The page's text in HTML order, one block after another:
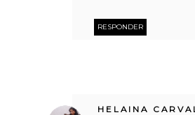
RESPONDER
HELAINA